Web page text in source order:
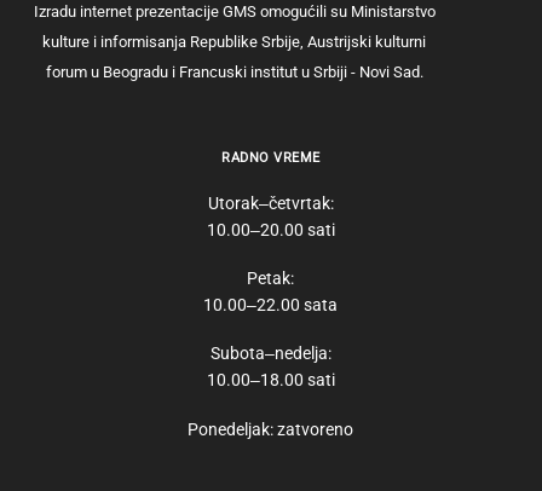
Izradu internet prezentacije GMS omogućili su Ministarstvo
kulture i informisanja Republike Srbije, Austrijski kulturni
forum u Beogradu i Francuski institut u Srbiji - Novi Sad.
RADNO VREME
Utorak‒četvrtak:
10.00‒20.00 sati
Petak:
10.00‒22.00 sata
Subota‒nedelja:
10.00‒18.00 sati
Ponedeljak: zatvoreno